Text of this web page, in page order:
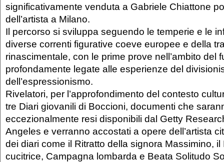
significativamente venduta a Gabriele Chiattone
dell’artista a Milano.
Il percorso si sviluppa seguendo le temperie e le
diverse correnti figurative coeve europee e della
rinascimentale, con le prime prove nell’ambito del
profondamente legate alle esperienze del
dell’espressionismo.
Rivelatori, per l’approfondimento del contesto
tre Diari giovanili di Boccioni, documenti che
eccezionalmente resi disponibili dal Getty
Angeles e verranno accostati a opere dell’artista
dei diari come il Ritratto della signora Massimino,
cucitrice, Campagna lombarda e Beata Solitudo